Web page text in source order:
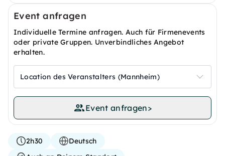
Event anfragen
Individuelle Termine anfragen. Auch für Firmenevents
oder private Gruppen. Unverbindliches Angebot
erhalten.
Location des Veranstalters (Mannheim)
Event anfragen>
2h30
Deutsch